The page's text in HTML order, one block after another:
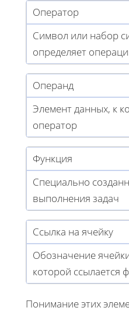
Оператор
Символ или набор
определяет
Операнд
Элемент данных, к
оператор
Функция
Специально
выполнения задач
Ссылка на ячейку
Обозначение
которой ссылается
Понимание этих